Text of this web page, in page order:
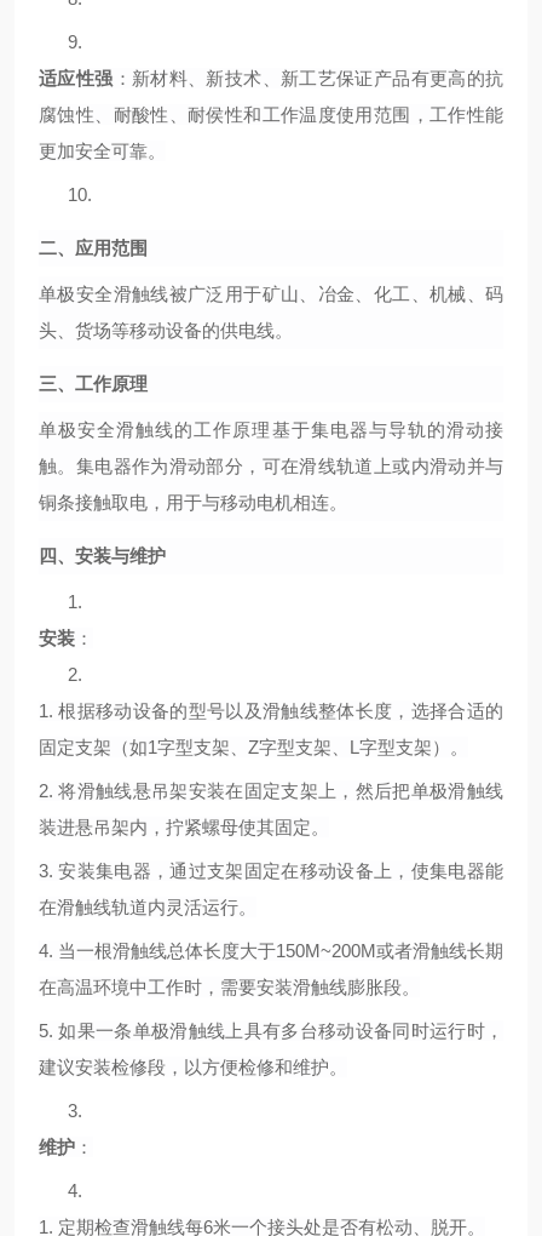
9.
适应性强 ：新材料、新技术、新工艺保证产品有更高的抗
腐蚀性、耐酸性、耐侯性和工作温度使用范围，工作性能
更加安全可靠。
10.
二、应用范围
单极安全滑触线被广泛用于矿山、冶金、化工、机械、码
头、货场等移动设备的供电线。
三、工作原理
单极安全滑触线的工作原理基于集电器与导轨的滑动接
触。集电器作为滑动部分，可在滑线轨道上或内滑动并与
铜条接触取电，用于与移动电机相连。
四、安装与维护
1.
安装 ：
2.
1.根据移动设备的型号以及滑触线整体长度，选择合适的
固定支架（如1字型支架、Z字型支架、L字型支架）。
2.将滑触线悬吊架安装在固定支架上，然后把单极滑触线
装进悬吊架内，拧紧螺母使其固定。
3.安装集电器，通过支架固定在移动设备上，使集电器能
在滑触线轨道内灵活运行。
4. 当一根滑触线总体长度大于150M~200M或者滑触线长期
在高温环境中工作时，需要安装滑触线膨胀段。
5.如果一条单极滑触线上具有多台移动设备同时运行时，
建议安装检修段，以方便检修和维护。
3.
维护 ：
4.
1. 定期检查滑触线每6米一个接头处是否有松动、脱开。